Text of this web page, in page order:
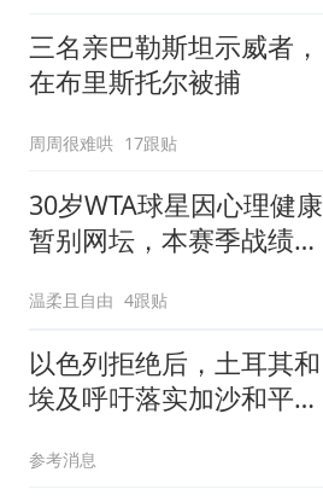
三名亲巴勒斯坦示威者，
在布里斯托尔被捕
周周很难哄 17跟贴
30岁WTA球星因心理健康
暂别网坛，本赛季战绩仅
温柔且自由 4跟贴
以色列拒绝后，土耳其和
埃及呼吁落实加沙和平计
参考消息